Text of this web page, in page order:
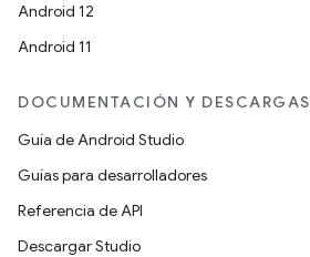
Android 12
Android 11
DOCUMENTACIÓN Y DESCARGAS
Guía de Android Studio
Guías para desarrolladores
Referencia de API
Descargar Studio